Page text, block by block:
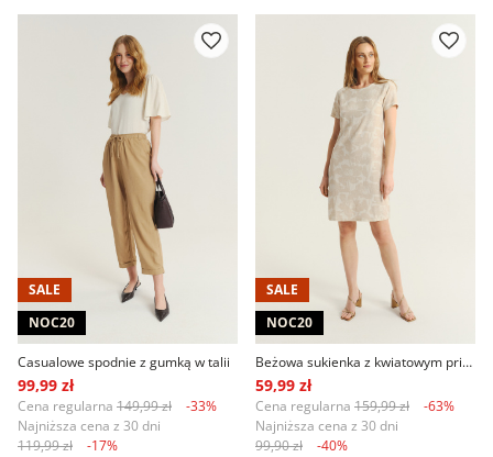
SALE
NOC20
Casualowe spodnie z gumką w talii
99,99 zł
Cena regularna 149,99 zł
-33%
Najniższa cena z 30 dni
119,99 zł
-17%
SALE
NOC20
Beżowa sukienka z kwiatowym printem
59,99 zł
Cena regularna 159,99 zł
-63%
Najniższa cena z 30 dni
99,90 zł
-40%